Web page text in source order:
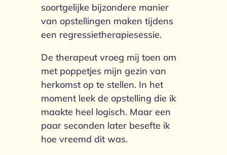
soortgelijke bijzondere manier
van opstellingen maken tijdens
een regressietherapiesessie.
De therapeut vroeg mij toen om
met poppetjes mijn gezin van
herkomst op te stellen. In het
moment leek de opstelling die ik
maakte heel logisch. Maar een
paar seconden later besefte ik
hoe vreemd dit was.